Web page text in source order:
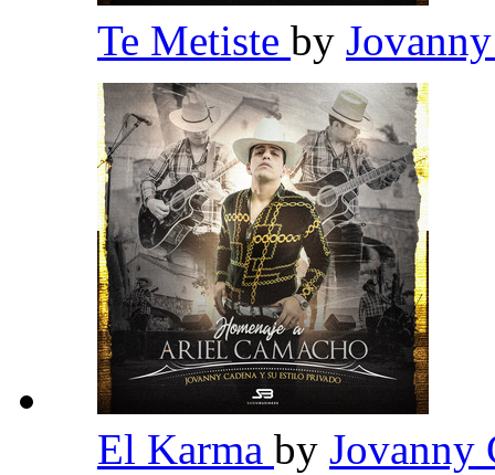
Te Metiste by
El Karma by Jovanny